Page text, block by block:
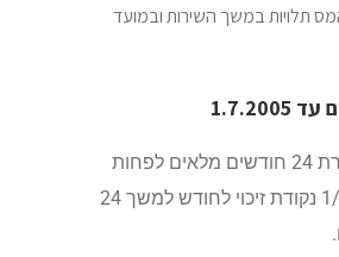
תלויות במשך השירות ובמועד
מי ששירת 24 חודשים מלאים לפחות
זכאי ל1/6 נקודת זיכוי לחודש למשך 24